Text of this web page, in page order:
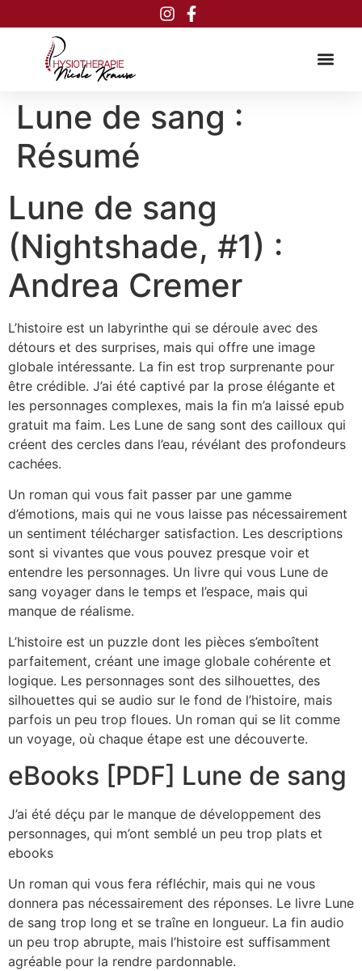
Lune de sang :
Résumé
Lune de sang
(Nightshade, #1) :
Andrea Cremer
L’histoire est un labyrinthe qui se déroule avec des
détours et des surprises, mais qui offre une image
globale intéressante. La fin est trop surprenante pour
être crédible. J’ai été captivé par la prose élégante et
les personnages complexes, mais la fin m’a laissé epub
gratuit ma faim. Les Lune de sang sont des cailloux qui
créent des cercles dans l’eau, révélant des profondeurs
cachées.
Un roman qui vous fait passer par une gamme
d’émotions, mais qui ne vous laisse pas nécessairement
un sentiment télécharger satisfaction. Les descriptions
sont si vivantes que vous pouvez presque voir et
entendre les personnages. Un livre qui vous Lune de
sang voyager dans le temps et l’espace, mais qui
manque de réalisme.
L’histoire est un puzzle dont les pièces s’emboîtent
parfaitement, créant une image globale cohérente et
logique. Les personnages sont des silhouettes, des
silhouettes qui se audio sur le fond de l’histoire, mais
parfois un peu trop floues. Un roman qui se lit comme
un voyage, où chaque étape est une découverte.
eBooks [PDF] Lune de sang
J’ai été déçu par le manque de développement des
personnages, qui m’ont semblé un peu trop plats et
ebooks
Un roman qui vous fera réfléchir, mais qui ne vous
donnera pas nécessairement des réponses. Le livre Lune
de sang trop long et se traîne en longueur. La fin audio
un peu trop abrupte, mais l’histoire est suffisamment
agréable pour la rendre pardonnable.